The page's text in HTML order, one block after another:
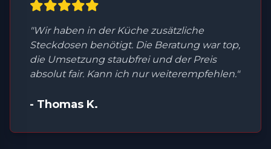
"Wir haben in der Küche zusätzliche
Steckdosen benötigt. Die Beratung war top,
die Umsetzung staubfrei und der Preis
absolut fair. Kann ich nur weiterempfehlen."
- Thomas K.